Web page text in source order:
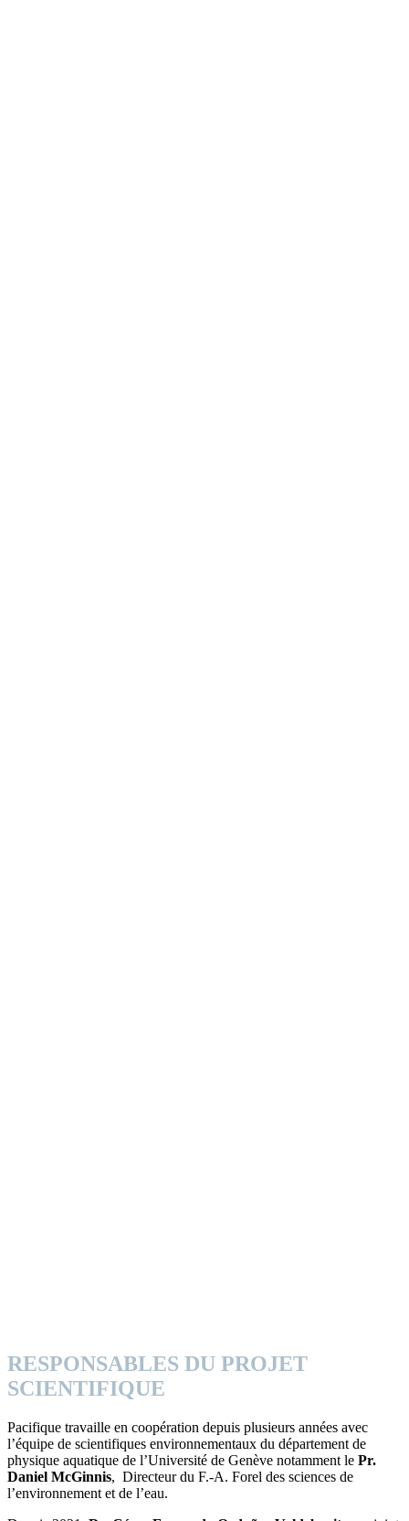
RESPONSABLES DU PROJET
SCIENTIFIQUE
Pacifique travaille en coopération depuis plusieurs années avec
l’équipe de scientifiques environnementaux du département de
physique aquatique de l’Université de Genève notamment le Pr.
Daniel McGinnis, Directeur du F.-A. Forel des sciences de
l’environnement et de l’eau.